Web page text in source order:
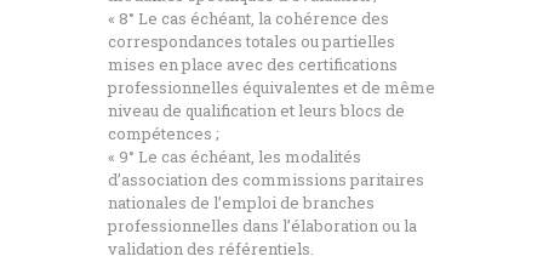
« 8° Le cas échéant, la cohérence des
correspondances totales ou partielles
mises en place avec des certifications
professionnelles équivalentes et de même
niveau de qualification et leurs blocs de
compétences ;
« 9° Le cas échéant, les modalités
d’association des commissions paritaires
nationales de l’emploi de branches
professionnelles dans l’élaboration ou la
validation des référentiels.